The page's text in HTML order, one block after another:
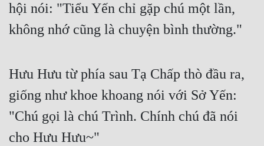
hội nói: "Tiểu Yến chỉ gặp chú một lần,
không nhớ cũng là chuyện bình thường."
Hưu Hưu từ phía sau Tạ Chấp thò đầu ra,
giống như khoe khoang nói với Sở Yến:
"Chú gọi là chú Trình. Chính chú đã nói
cho Hưu Hưu~"